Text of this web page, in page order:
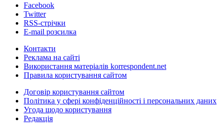
Facebook
Twitter
RSS-стрічки
E-mail розсилка
Контакти
Реклама на сайті
Використання матеріалів korrespondent.net
Правила користування сайтом
Договір користування сайтом
Політика у сфері конфіденційності і персональних даних
Угода щодо користування
Редакція